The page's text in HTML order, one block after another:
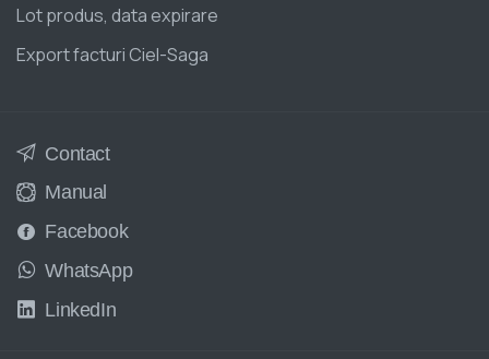
Lot produs, data expirare
Export facturi Ciel-Saga
Contact
Manual
Facebook
WhatsApp
LinkedIn